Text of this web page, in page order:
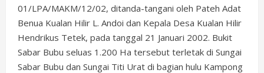
01/LPA/MAKM/12/02, ditanda-tangani oleh Pateh Adat
Benua Kualan Hilir L. Andoi dan Kepala Desa Kualan Hilir
Hendrikus Tetek, pada tanggal 21 Januari 2002. Bukit
Sabar Bubu seluas 1.200 Ha tersebut terletak di Sungai
Sabar Bubu dan Sungai Titi Urat di bagian hulu Kampong